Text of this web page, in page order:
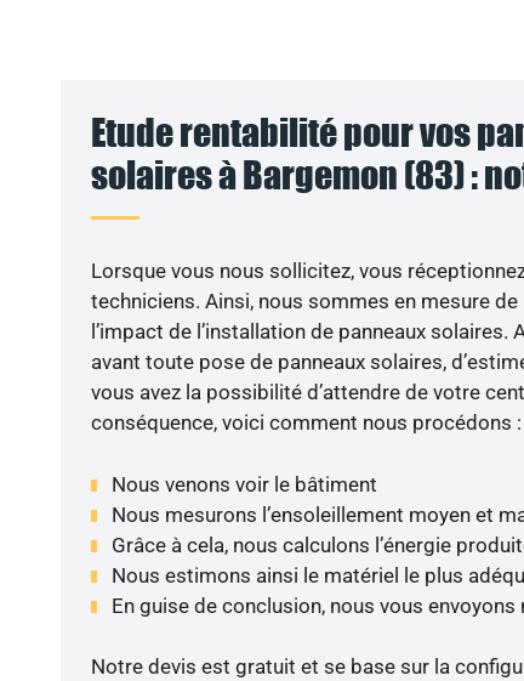
Etude rentabilité pour vos
solaires à Bargemon (83) :
Lorsque vous nous sollicitez, vous
techniciens. Ainsi, nous sommes en mesure
l’impact de l’installation de panneaux solaires.
avant toute pose de panneaux solaires,
vous avez la possibilité d’attendre de votre
conséquence, voici comment nous procédons :
Nous venons voir le bâtiment
Nous mesurons l’ensoleillement moyen et
Grâce à cela, nous calculons l’énergie
Nous estimons ainsi le matériel le plus
En guise de conclusion, nous vous
Notre devis est gratuit et se base sur la